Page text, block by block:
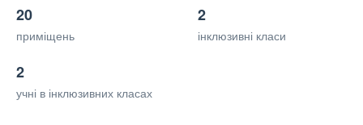
20
приміщень
2
інклюзивні класи
2
учні в інклюзивних класах